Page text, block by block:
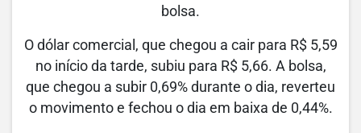
bolsa.
O dólar comercial, que chegou a cair para R$ 5,59
no início da tarde, subiu para R$ 5,66. A bolsa,
que chegou a subir 0,69% durante o dia, reverteu
o movimento e fechou o dia em baixa de 0,44%.